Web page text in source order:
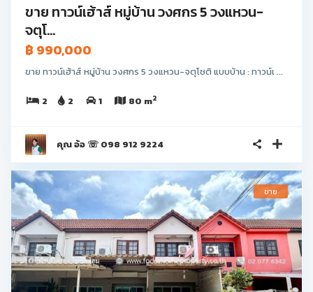
ขาย ทาวน์เฮ้าส์ หมู่บ้าน วงศกร 5 วงแหวน-
จตุโ...
฿ 990,000
ขาย ทาวน์เฮ้าส์ หมู่บ้าน วงศกร 5 วงแหวน-จตุโชติ แบบบ้าน : ทาวน์เ ...
2 2 1 80 m2
คุณ อ้อ ☏ 098 912 9224
ขาย